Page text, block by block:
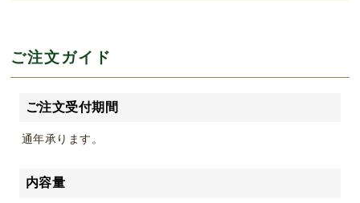
ご注文ガイド
ご注文受付期間
通年承ります。
内容量